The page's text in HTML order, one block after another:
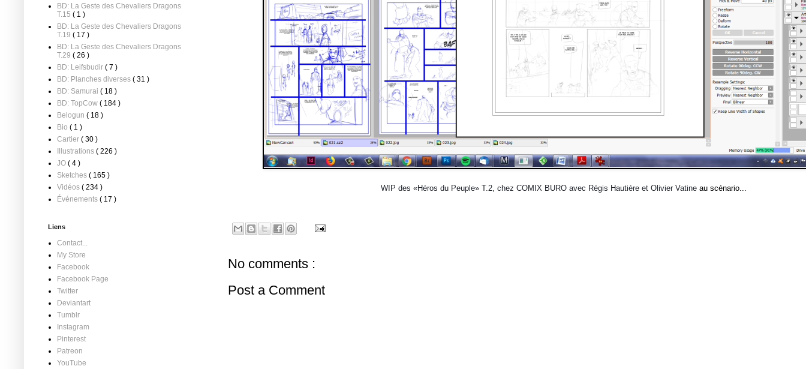
WIP des «Héros du Peuple» T.2, chez COMIX BURO avec Régis Hautière et Olivier Vatine au scénario...
No comments :
Post a Comment
BD: La Geste des Chevaliers Dragons
T.15 ( 1 )
BD: La Geste des Chevaliers Dragons
T.19 ( 17 )
BD: La Geste des Chevaliers Dragons
T.29 ( 26 )
BD: Leifsbudir ( 7 )
BD: Planches diverses ( 31 )
BD: Samurai ( 18 )
BD: TopCow ( 184 )
Belogun ( 18 )
Bio ( 1 )
Cartier ( 30 )
Illustrations ( 226 )
JO ( 4 )
Sketches ( 165 )
Vidéos ( 234 )
Événements ( 17 )
Liens
Contact...
My Store
Facebook
Facebook Page
Twitter
Deviantart
Tumblr
Instagram
Pinterest
Patreon
YouTube